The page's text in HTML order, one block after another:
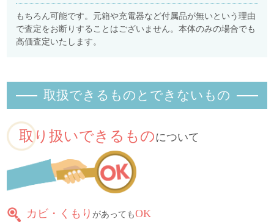
もちろん可能です。元箱や充電器など付属品が無いという理由
で査定をお断りすることはございません。本体のみの場合でも
高価査定いたします。
取扱できるものとできないもの
取り扱いできるものについて
カビ・くもり があってもOK